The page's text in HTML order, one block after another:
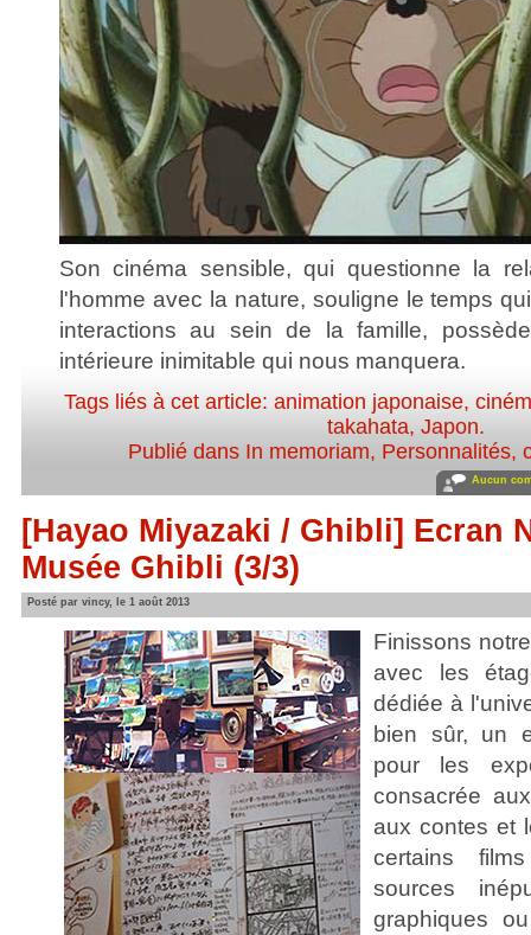
Son cinéma sensible, qui questionne la
l'homme avec la nature, souligne le temps
interactions au sein de la famille,
intérieure inimitable qui nous manquera.
Tags liés à cet article: animation japonaise,
takahata,Japon.
Publié dans In memoriam, Personnalités,
Aucun
[Hayao Miyazaki / Ghibli] Ecran
Musée Ghibli (3/3)
Posté par vincy, le 1 août 2013
Finissons
avec les
dédiée à
bien sûr, un
pour les
consacrée
aux contes et
certains
sources
graphiques